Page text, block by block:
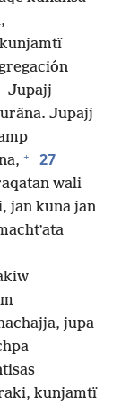
kunjamtï
Jupajj
Jupajj
+ 27
wali
jan kuna jan
jupa
kunjamtï